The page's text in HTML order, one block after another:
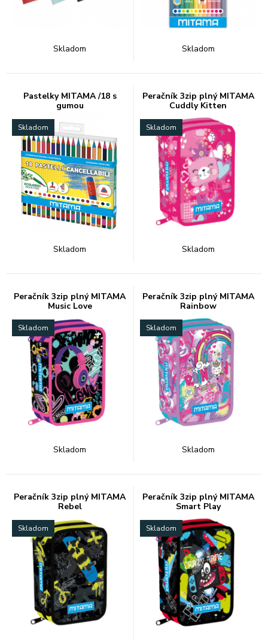
Skladom Skladom
Pastelky MITAMA /18 s
gumou
Skladom
Skladom
Peračník 3zip plný MITAMA
Cuddly Kitten
Skladom
Skladom
Peračník 3zip plný MITAMA
Music Love
Skladom
Skladom
Peračník 3zip plný MITAMA
Rainbow
Skladom
Skladom
Peračník 3zip plný MITAMA
Rebel
Skladom
Peračník 3zip plný MITAMA
Smart Play
Skladom